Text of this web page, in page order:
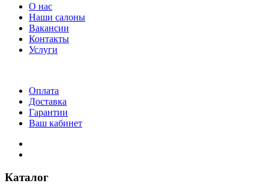
О нас
Наши салоны
Вакансии
Контакты
Услуги
Оплата
Доставка
Гарантии
Ваш кабинет
Каталог